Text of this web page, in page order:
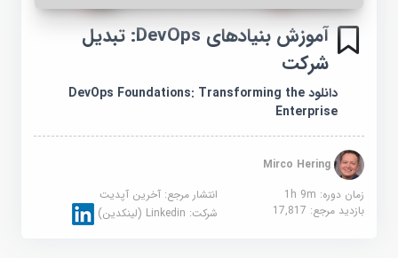
آموزش بنیادهای DevOps: تبدیل
شرکت
دانلود DevOps Foundations: Transforming the
Enterprise
Mirco Hering
زمان دوره: 1h 9m
انتشار مرجع:آخرین آپدیت
بازدید مرجع:17,817 شرکت:Linkedin (لینکدین)